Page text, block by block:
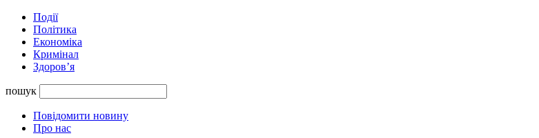
Події
Політика
Економіка
Кримінал
Здоров’я
пошук
Повідомити новину
Про нас